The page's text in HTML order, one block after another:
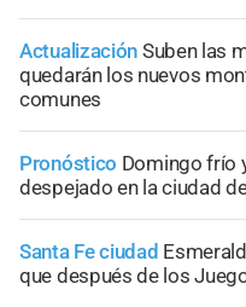
Actualización Suben las
quedarán los nuevos
comunes
Pronóstico Domingo frío
despejado en la ciudad
Santa Fe ciudad
que después de los